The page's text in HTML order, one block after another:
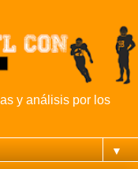
y análisis por los
▼